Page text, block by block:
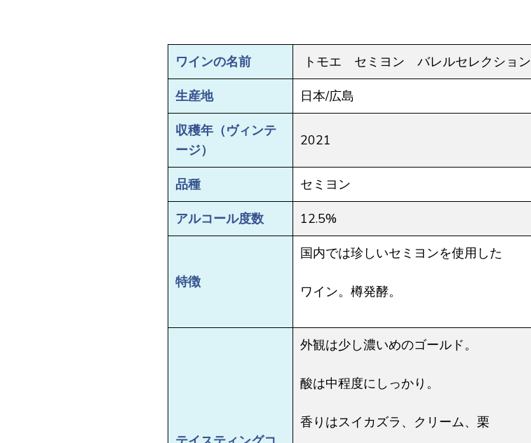
ワインの名前 トモエ セミヨン バレルセレクション
生産地 日本/広島
収穫年（ヴィンテ
ージ）
2021
品種 セミヨン
アルコール度数 12.5%
特徴
国内では珍しいセミヨンを使用した
ワイン。樽発酵。
外観は少し濃いめのゴールド。
酸は中程度にしっかり。
香りはスイカズラ、クリーム、栗